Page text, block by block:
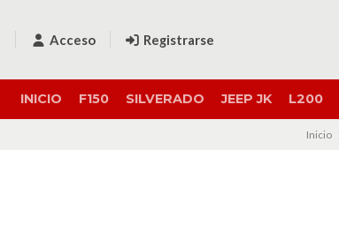
Acceso Registrarse
INICIO F150 SILVERADO JEEP JK L200
Inicio